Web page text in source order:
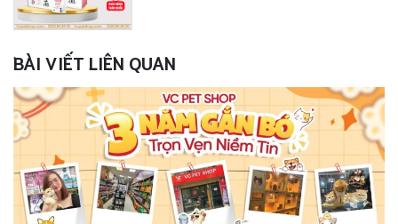
BÀI VIẾT LIÊN QUAN